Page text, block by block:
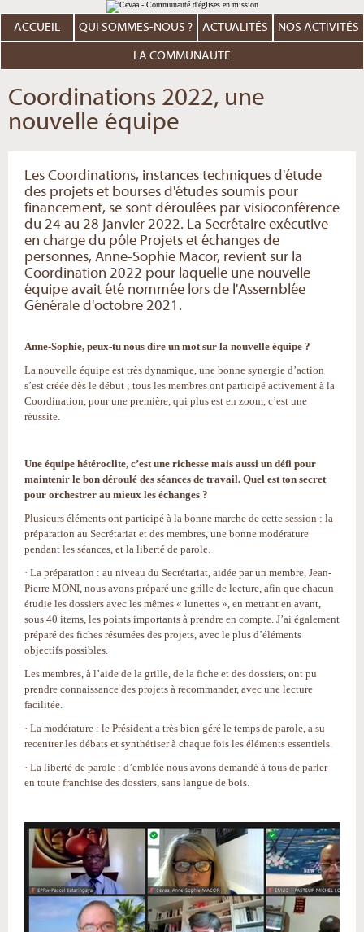
au
contenu.
Aller
personnels
ACCUEIL QUI SOMMES-NOUS ? ACTUALITÉS NOS ACTIVITÉS
LA COMMUNAUTÉ
Coordinations 2022, une
nouvelle équipe
Les Coordinations, instances techniques d'étude
des projets et bourses d'études soumis pour
financement, se sont déroulées par visioconférence
du 24 au 28 janvier 2022. La Secrétaire exécutive
en charge du pôle Projets et échanges de
personnes, Anne-Sophie Macor, revient sur la
Coordination 2022 pour laquelle une nouvelle
équipe avait été nommée lors de l'Assemblée
Générale d'octobre 2021.
Anne-Sophie, peux-tu nous dire un mot sur la nouvelle équipe ?
La nouvelle équipe est très dynamique, une bonne synergie d’action
s’est créée dès le début ; tous les membres ont participé activement à la
Coordination, pour une première, qui plus est en zoom, c’est une
réussite.
Une équipe hétéroclite, c’est une richesse mais aussi un défi pour
maintenir le bon déroulé des séances de travail. Quel est ton secret
pour orchestrer au mieux les échanges ?
Plusieurs éléments ont participé à la bonne marche de cette session : la
préparation au Secrétariat et des membres, une bonne modérature
pendant les séances, et la liberté de parole.
· La préparation : au niveau du Secrétariat, aidée par un membre, Jean-
Pierre MONI, nous avons préparé une grille de lecture, afin que chacun
étudie les dossiers avec les mêmes « lunettes », en mettant en avant,
sous 40 items, les points importants à prendre en compte. J’ai également
préparé des fiches résumées des projets, avec le plus d’éléments
objectifs possibles.
Les membres, à l’aide de la grille, de la fiche et des dossiers, ont pu
prendre connaissance des projets à recommander, avec une lecture
facilitée.
· La modérature : le Président a très bien géré le temps de parole, a su
recentrer les débats et synthétiser à chaque fois les éléments essentiels.
· La liberté de parole : d’emblée nous avons demandé à tous de parler
en toute franchise des dossiers, sans langue de bois.